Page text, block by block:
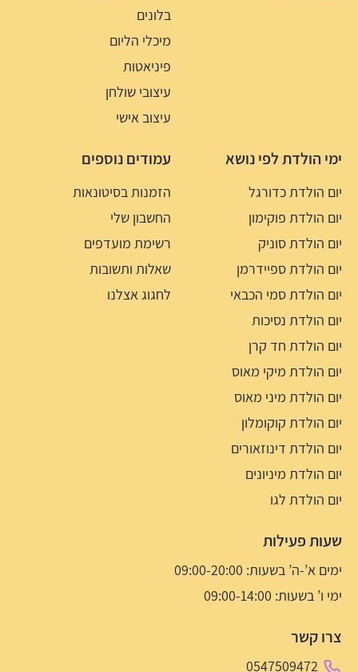
בלונים
מיכלי הליום
פיניאטות
עיצובי שולחן
עיצוב אישי
ימי הולדת לפי נושא
יום הולדת כדורגל
יום הולדת פוקימון
יום הולדת סוניק
יום הולדת ספיידרמן
יום הולדת סמי הכבאי
יום הולדת נסיכות
יום הולדת חד קרן
יום הולדת מיקי מאוס
יום הולדת מיני מאוס
יום הולדת קוקומלון
יום הולדת דינוזאורים
יום הולדת מיניונים
יום הולדת לגו
עמודים נוספים
הזמנות בסיטונאות
החשבון שלי
רשימת מועדפים
שאלות ותשובות
לחגוג אצלנו
שעות פעילות
ימים א’-ה’ בשעות: 09:00-20:00
ימי ו’ בשעות: 09:00-14:00
צרו קשר
0547509472